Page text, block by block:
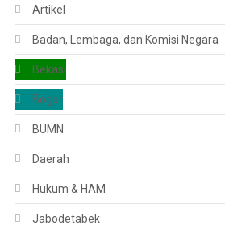
Artikel
Badan, Lembaga, dan Komisi Negara
Bekasi
Bogor
BUMN
Daerah
Hukum & HAM
Jabodetabek